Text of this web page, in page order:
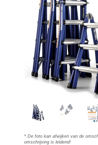
* De foto kan afwijken van de
omschrijving is leidend!